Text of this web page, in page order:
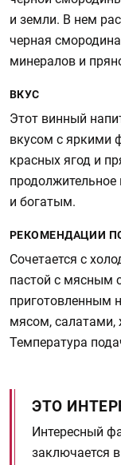
и земли. В нем
черная
минералов и
ВКУС
Этот винный
вкусом с яркими
красных ягод и
и богатым.
РЕКОМЕНДАЦИИ
Сочетается с
пастой с мясным
приготовленным
мясом,
Температура
ЭТО
Интересный
заключается